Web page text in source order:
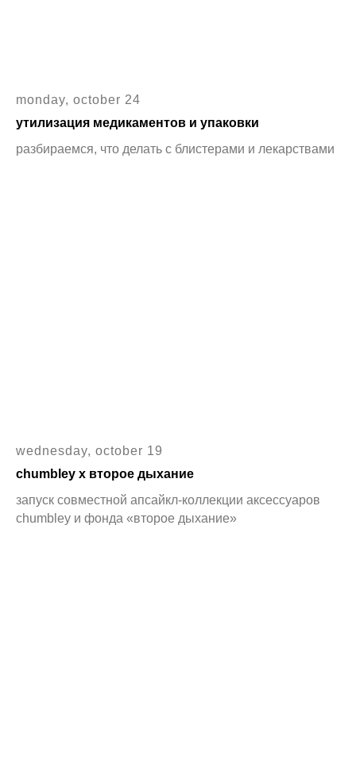
monday, october 24
утилизация медикаментов и упаковки
разбираемся, что делать с блистерами и лекарствами
wednesday, october 19
chumbley x второе дыхание
запуск совместной апсайкл-коллекции аксессуаров
chumbley и фонда «второе дыхание»